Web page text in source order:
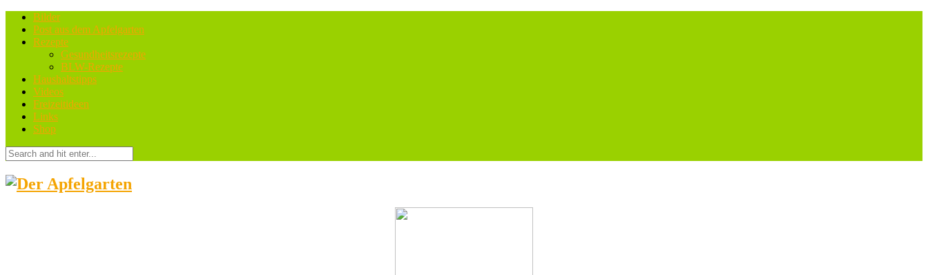
Bilder
Post aus dem Apfelgarten
Rezepte
Gesundheitsrezepte
BLW-Rezepte
Haushaltstipps
Videos
Freizeitideen
Links
Shop